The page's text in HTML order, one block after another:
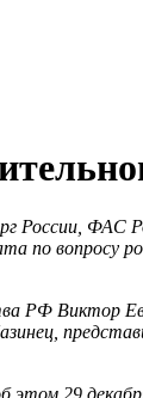
России, ФАС
по вопросу
РФ Виктор
29